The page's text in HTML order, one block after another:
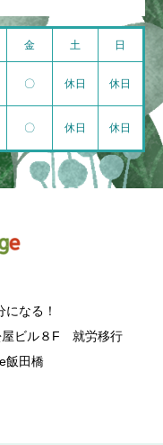
金 土 日
〇 休日 休日
〇 休日 休日
なる！
ビル８F 就労移行
飯田橋